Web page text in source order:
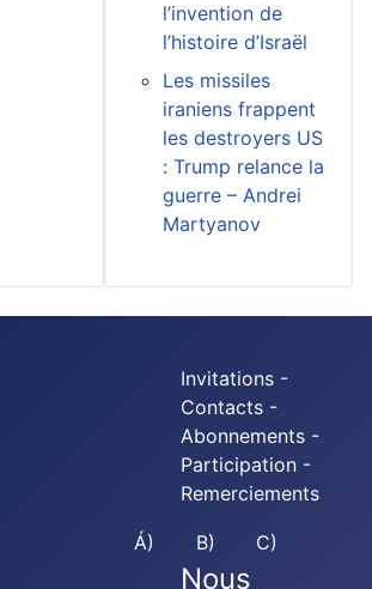
l’invention de
l’histoire d’Israël
Les missiles
iraniens frappent
les destroyers US
: Trump relance la
guerre – Andrei
Martyanov
Invitations -
Contacts -
Abonnements -
Participation -
Remerciements
Á) B) C)
Nous